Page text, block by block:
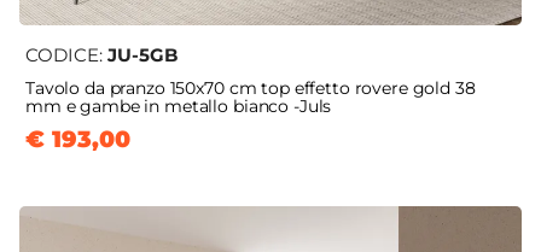
CODICE: JU-5GB
Tavolo da pranzo 150x70 cm top effetto rovere gold 38
mm e gambe in metallo bianco -Juls
€ 193,00